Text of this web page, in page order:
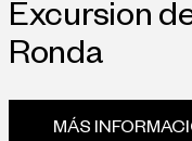
Excursion
Ronda
MÁS